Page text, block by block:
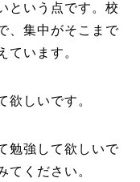
という点です。校
、集中がそこまで
ています。
欲しいです。
勉強して欲しいで
てください。